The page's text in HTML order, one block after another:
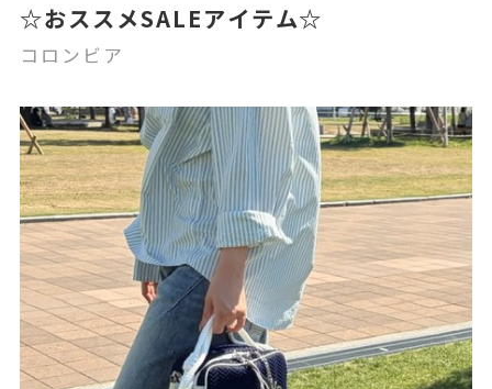
☆おススメSALEアイテム☆
コロンビア